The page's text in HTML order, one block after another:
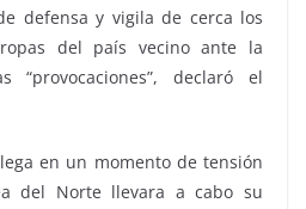
defensa y vigila de cerca los
del país vecino ante la
“provocaciones”, declaró el
en un momento de tensión
del Norte llevara a cabo su